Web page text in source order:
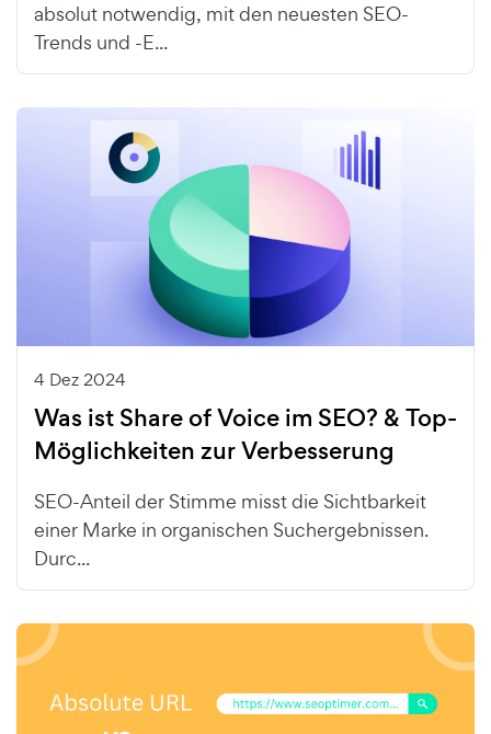
absolut notwendig, mit den neuesten SEO-
Trends und -E...
4 Dez 2024
Was ist Share of Voice im SEO? & Top-
Möglichkeiten zur Verbesserung
SEO-Anteil der Stimme misst die Sichtbarkeit
einer Marke in organischen Suchergebnissen.
Durc...